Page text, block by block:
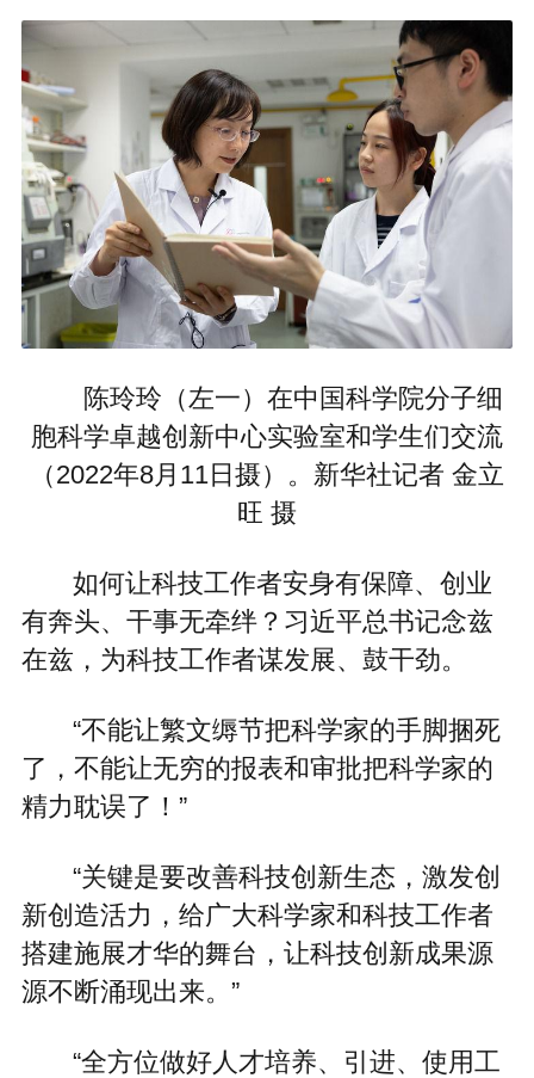
陈玲玲（左一）在中国科学院分子细
胞科学卓越创新中心实验室和学生们交流
（2022年8月11日摄）。新华社记者 金立
旺 摄
如何让科技工作者安身有保障、创业
有奔头、干事无牵绊？习近平总书记念兹
在兹，为科技工作者谋发展、鼓干劲。
“不能让繁文缛节把科学家的手脚捆死
了，不能让无穷的报表和审批把科学家的
精力耽误了！”
“关键是要改善科技创新生态，激发创
新创造活力，给广大科学家和科技工作者
搭建施展才华的舞台，让科技创新成果源
源不断涌现出来。”
“全方位做好人才培养、引进、使用工